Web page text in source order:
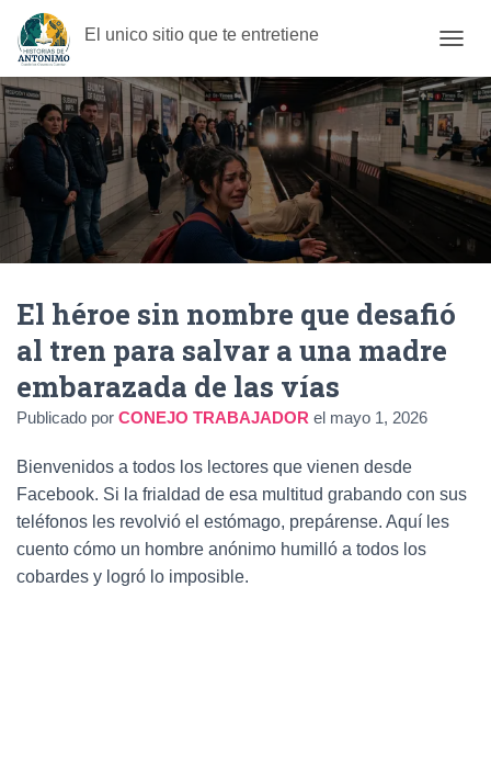
El unico sitio que te entretiene
A
M
B
I
A
R
M
D
O
E
N
Ó
El héroe sin nombre que desafió
al tren para salvar a una madre
embarazada de las vías
Publicado por CONEJO TRABAJADOR el mayo 1, 2026
Bienvenidos a todos los lectores que vienen desde
Facebook. Si la frialdad de esa multitud grabando con sus
teléfonos les revolvió el estómago, prepárense. Aquí les
cuento cómo un hombre anónimo humilló a todos los
cobardes y logró lo imposible.